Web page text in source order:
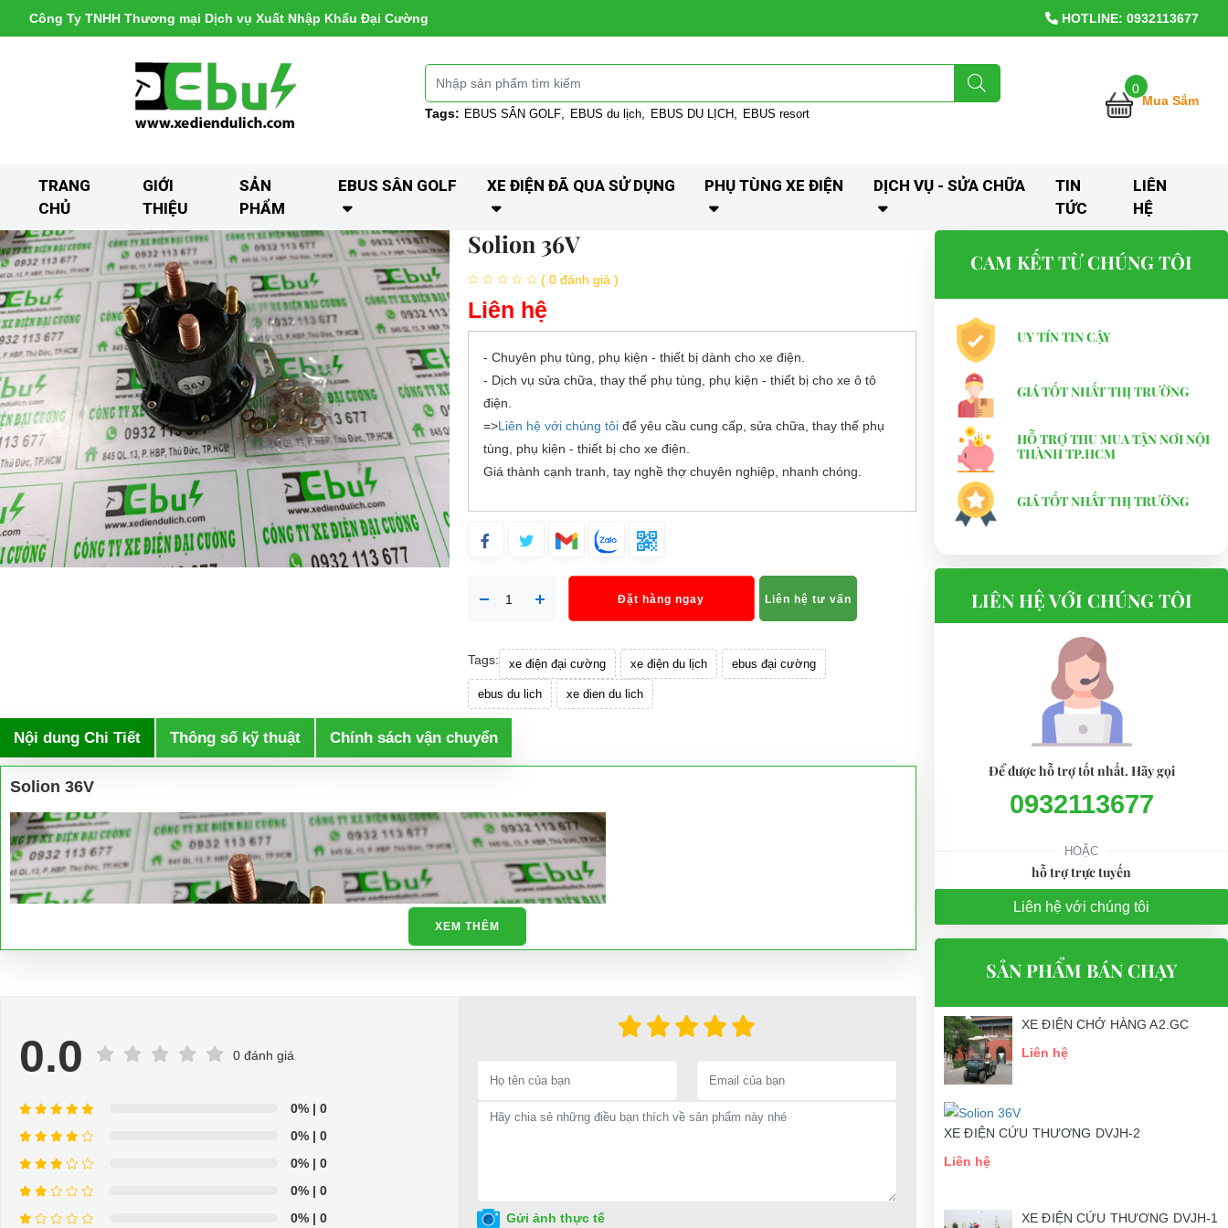
Công Ty TNHH Thương mại Dịch vụ Xuất Nhập Khẩu Đại Cường HOTLINE: 0932113677
Tags: EBUS SÂN GOLF EBUS du lịch EBUS DU LỊCH EBUS resort
0
Mua Sắm
TRANG
CHỦ
GIỚI
THIỆU
SẢN
PHẨM
EBUS SÂN GOLF XE ĐIỆN ĐÃ QUA SỬ DỤNG PHỤ TÙNG XE ĐIỆN DỊCH VỤ - SỬA CHỮA
TIN
TỨC
LIÊN
HỆ
Solion 36V
( 0 đánh giá )
Liên hệ
- Chuyên phụ tùng, phụ kiện - thiết bị dành cho xe điện.
- Dịch vụ sửa chữa, thay thế phụ tùng, phụ kiện - thiết bị cho xe ô tô
điện.
=>Liên hệ với chúng tôiđể yêu cầu cung cấp, sửa chữa, thay thế phụ
tùng, phụ kiện - thiết bị cho xe điện.
Giá thành cạnh tranh, tay nghề thợ chuyên nghiệp, nhanh chóng.
Đặt hàng ngay Liên hệ tư vấn
Tags: xe điện đại cường xe điện du lịch ebus đại cường
ebus du lich xe dien du lich
Nội dung Chi Tiết Thông số kỹ thuật Chính sách vận chuyển
Solion 36V
XEM THÊM
0.0 0 đánh giá
0%| 0
0%| 0
0%| 0
0%| 0
0%| 0 Gửi ảnh thực tế
CAM KẾT TỪ CHÚNG TÔI
UY TÍN TIN CẬY
GIÁ TỐT NHẤT THỊ TRƯỜNG
HỖ TRỢ THU MUA TẬN NƠI NỘI
THÀNH TP.HCM
GIÁ TỐT NHẤT THỊ TRƯỜNG
LIÊN HỆ VỚI CHÚNG TÔI
Để được hỗ trợ tốt nhất. Hãy gọi
0932113677
HOẶC
hỗ trợ trực tuyến
Liên hệ với chúng tôi
SẢN PHẨM BÁN CHẠY
XE ĐIỆN CHỞ HÀNG A2.GC
Liên hệ
XE ĐIỆN CỨU THƯƠNG DVJH-2
Liên hệ
XE ĐIỆN CỨU THƯƠNG DVJH-1